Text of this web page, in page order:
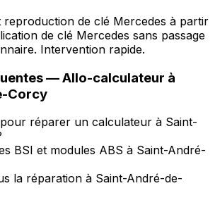
reproduction de clé Mercedes à partir
de clé Mercedes sans passage
Intervention rapide.
—Allo-calculateur à
Corcy
réparer un calculateur à Saint-
BSI et modules ABS à Saint-André-
la réparation à Saint-André-de-